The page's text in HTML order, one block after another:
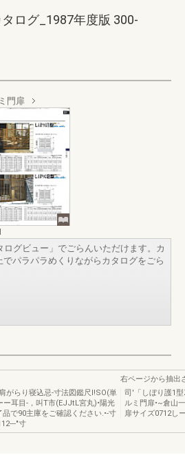
ログ_1987年度版 300-
門扉
ログビュー」でごらんいただけます。カ
パラパラめくりながらカタログをごら
がらり寝込忌-寸法図鑑尺I!SO(単
ー耳目-，叫T市(EJJtL宮丸)•陽光
で90主庫をご確認ください.•-寸
"寸
右ページから抽出
司'「しぼり護1
ルミ門扉•~倉山
扉サイズ0712し